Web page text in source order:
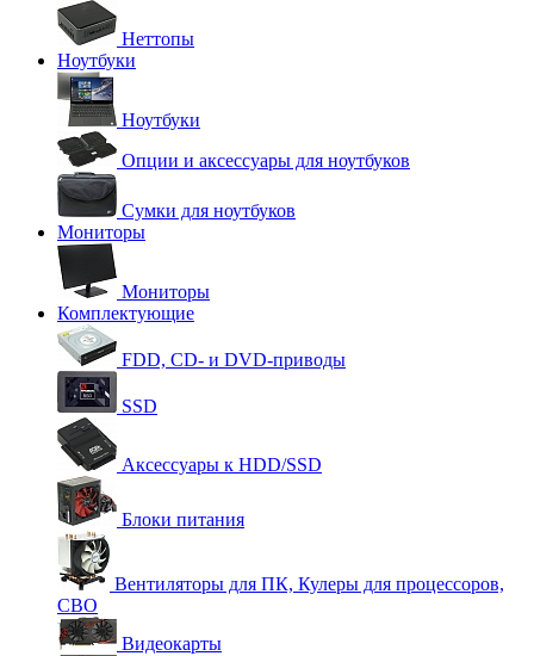
Неттопы
Ноутбуки
Ноутбуки
Опции и аксессуары для ноутбуков
Сумки для ноутбуков
Мониторы
Мониторы
Комплектующие
FDD, CD- и DVD-приводы
SSD
Аксессуары к HDD/SSD
Блоки питания
Вентиляторы для ПК, Кулеры для процессоров,
СВО
Видеокарты